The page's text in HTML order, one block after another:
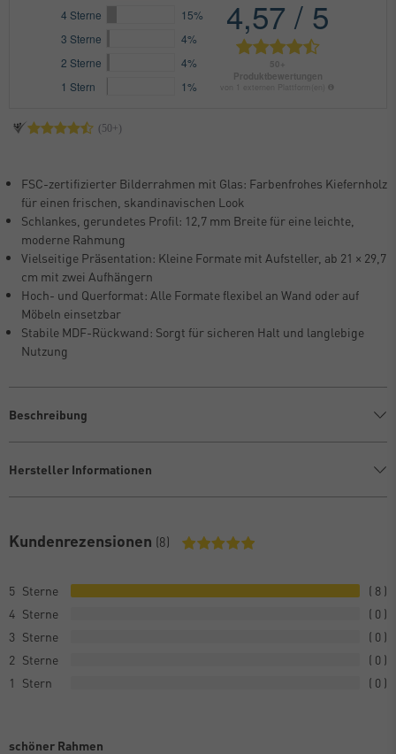
FSC-zertifizierter Bilderrahmen mit Glas: Farbenfrohes Kiefernholz
für einen frischen, skandinavischen Look
Schlankes, gerundetes Profil: 12,7 mm Breite für eine leichte,
moderne Rahmung
Vielseitige Präsentation: Kleine Formate mit Aufsteller, ab 21 × 29,7
cm mit zwei Aufhängern
Hoch- und Querformat: Alle Formate flexibel an Wand oder auf
Möbeln einsetzbar
Stabile MDF-Rückwand: Sorgt für sicheren Halt und langlebige
Nutzung
Beschreibung
Hersteller Informationen
Kundenrezensionen (8)
5
8
4
0
3
0
2
0
1
0
schöner Rahmen